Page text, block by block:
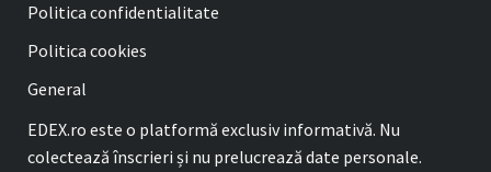
Politica confidentialitate
Politica cookies
General
EDEX.ro este o platformă exclusiv informativă. Nu
colectează înscrieri și nu prelucrează date personale.